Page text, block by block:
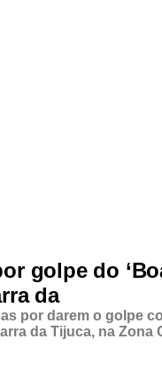
golpe do
da
por darem o golpe
da Tijuca, na Zona